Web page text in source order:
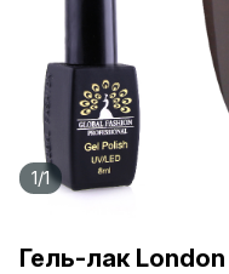
1/1
Гель-лак